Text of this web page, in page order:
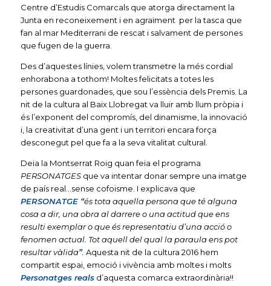
Centre d’Estudis Comarcals que atorga directament la
Junta en reconeixement i en agraïment per la tasca que
fan al mar Mediterrani de rescat i salvament de persones
que fugen de la guerra.
Des d’aquestes línies, volem transmetre la més cordial
enhorabona a tothom! Moltes felicitats a totes les
persones guardonades, que sou l’essència dels Premis. La
nit de la cultura al Baix Llobregat va lluir amb llum pròpia i
és l’exponent del compromís, del dinamisme, la innovació
i, la creativitat d’una gent i un territori encara força
desconegut pel que fa a la seva vitalitat cultural.
Deia la Montserrat Roig quan feia el programa
PERSONATGESque va intentar donar sempre una imatge
de país real…sense cofoisme. I explicava que
PERSONATGE “és tota aquella persona que té alguna
cosa a dir, una obra al darrere o una actitud que ens
resulti exemplar o que és representatiu d’una acció o
fenomen actual. Tot aquell del qual la paraula ens pot
resultar vàlida”. Aquesta nit de la cultura 2016 hem
compartit espai, emoció i vivència amb moltes i molts
Personatges realsd’aquesta comarca extraordinària!!